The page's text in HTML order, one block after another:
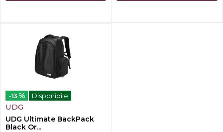
-13 % Disponibile
UDG
UDG Ultimate BackPack
Black Or...